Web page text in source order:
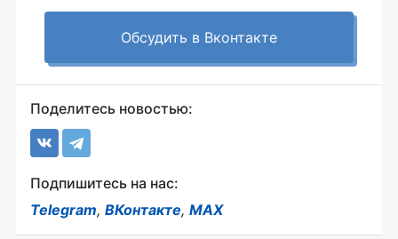
Обсудить в Вконтакте
Поделитесь новостью:
Подпишитесь на нас:
Telegram, ВКонтакте, MAX